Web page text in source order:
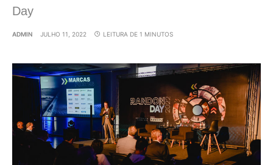
Day
ADMIN JULHO 11, 2022 LEITURA DE 1 MINUTOS